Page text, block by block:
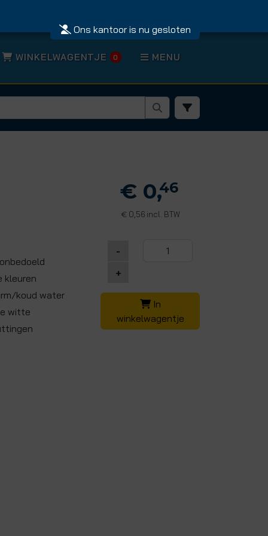
Ons kantoor is nu gesloten
WINKELWAGENTJE 0 MENU
kleuren
koud water
witte
€ 0,46
€0,56 incl. BTW
-
+
In
winkelwagentje